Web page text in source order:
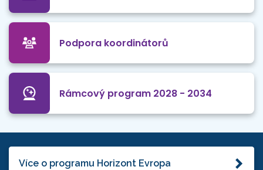
Podpora koordinátorů
Rámcový program 2028 - 2034
Více o programu Horizont Evropa